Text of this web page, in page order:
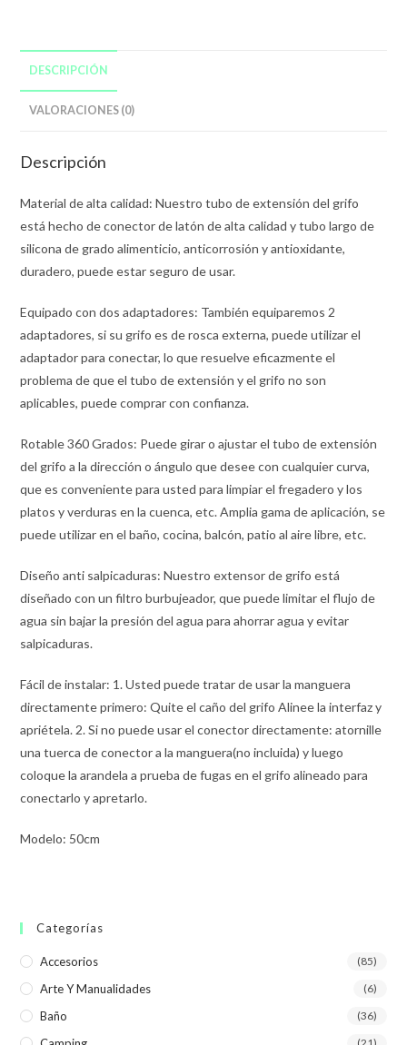
DESCRIPCIÓN
VALORACIONES (0)
Descripción
Material de alta calidad: Nuestro tubo de extensión del grifo
está hecho de conector de latón de alta calidad y tubo largo de
silicona de grado alimenticio, anticorrosión y antioxidante,
duradero, puede estar seguro de usar.
Equipado con dos adaptadores: También equiparemos 2
adaptadores, si su grifo es de rosca externa, puede utilizar el
adaptador para conectar, lo que resuelve eficazmente el
problema de que el tubo de extensión y el grifo no son
aplicables, puede comprar con confianza.
Rotable 360 Grados: Puede girar o ajustar el tubo de extensión
del grifo a la dirección o ángulo que desee con cualquier curva,
que es conveniente para usted para limpiar el fregadero y los
platos y verduras en la cuenca, etc. Amplia gama de aplicación, se
puede utilizar en el baño, cocina, balcón, patio al aire libre, etc.
Diseño anti salpicaduras: Nuestro extensor de grifo está
diseñado con un filtro burbujeador, que puede limitar el flujo de
agua sin bajar la presión del agua para ahorrar agua y evitar
salpicaduras.
Fácil de instalar: 1. Usted puede tratar de usar la manguera
directamente primero: Quite el caño del grifo Alinee la interfaz y
apriétela. 2. Si no puede usar el conector directamente: atornille
una tuerca de conector a la manguera(no incluida) y luego
coloque la arandela a prueba de fugas en el grifo alineado para
conectarlo y apretarlo.
Modelo: 50cm
Categorías
Accesorios (85)
Arte Y Manualidades (6)
Baño (36)